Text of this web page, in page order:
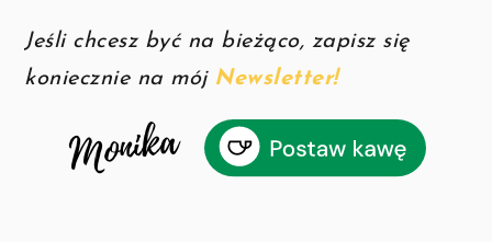
Jeśli chcesz być na bieżąco, zapisz się
koniecznie na mój Newsletter!